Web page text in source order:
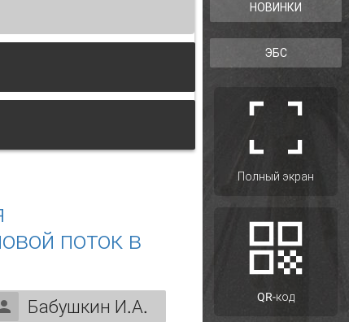
поток в
Бабушкин И.А.
НОВИНКИ
ЭБС
Полный экран
QR-код